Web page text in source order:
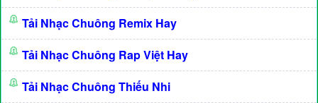
Tải Nhạc Chuông Remix Hay
Tải Nhạc Chuông Rap Việt Hay
Tải Nhạc Chuông Thiếu Nhi